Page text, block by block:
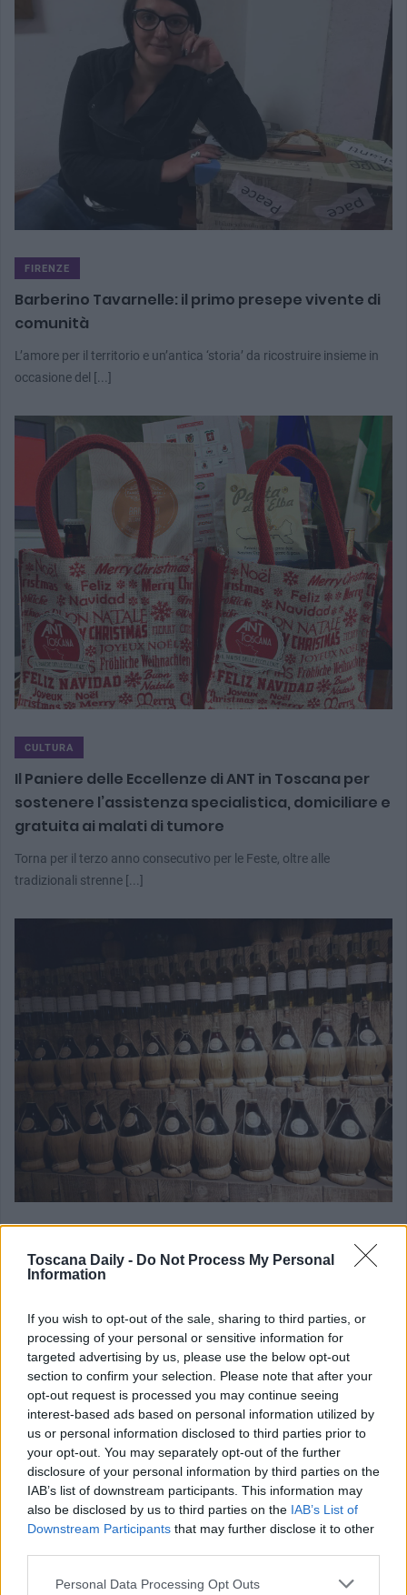
Toscana Daily - Do Not Process My Personal
Information
If you wish to opt-out of the sale, sharing to third parties, or
processing of your personal or sensitive information for
targeted advertising by us, please use the below opt-out
section to confirm your selection. Please note that after your
opt-out request is processed you may continue seeing
interest-based ads based on personal information utilized by
us or personal information disclosed to third parties prior to
your opt-out. You may separately opt-out of the further
disclosure of your personal information by third parties on the
IAB’s list of downstream participants. This information may
also be disclosed by us to third parties on the IAB’s List of
Downstream Participants that may further disclose it to other
Personal Data Processing Opt Outs
FIRENZE
Barberino Tavarnelle: il primo presepe vivente di
comunità
L’amore per il territorio e un’antica ‘storia’ da ricostruire insieme in
occasione del [...]
CULTURA
Il Paniere delle Eccellenze di ANT in Toscana per
sostenere l’assistenza specialistica, domiciliare e
gratuita ai malati di tumore
Torna per il terzo anno consecutivo per le Feste, oltre alle
tradizionali strenne [...]
Chianti:riqualificazione dei borghi
riqualificazioni di Noce [...]